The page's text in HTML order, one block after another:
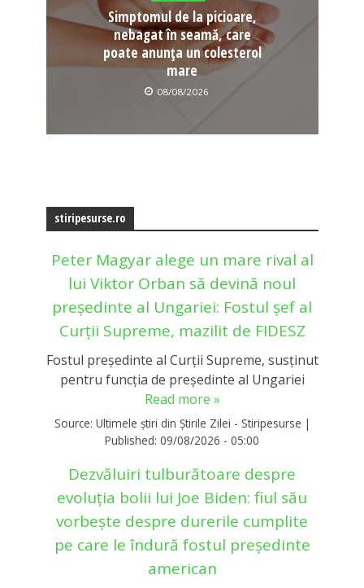
Simptomul de la picioare,
nebagat în seamă, care
poate anunța un colesterol
mare
08/08/2026
stiripesurse.ro
Peter Magyar alege un mare rival al
lui Viktor Orban să devină noul
președinte al Ungariei: Fostul șef al
Curții Supreme, mazilit de FIDESZ
Fostul președinte al Curții Supreme, susținut
pentru funcția de președinte al Ungariei
Read more »
Source: Ultimele știri din Știrile Zilei - Stiripesurse |
Published: 09/08/2026 - 05:00
Dezvăluiri tulburătoare despre
evoluția bolii lui Joe Biden: fiul său
vorbește despre durerile cumplite
pe care le îndură fostul președinte
american